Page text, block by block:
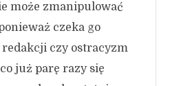
może zmanipulować
czeka go
czy ostracyzm
już parę razy się